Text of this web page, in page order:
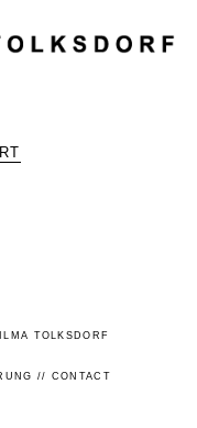
TOLKSDORF
// CONTACT